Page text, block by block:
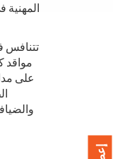
تتنافس
مواقد
على